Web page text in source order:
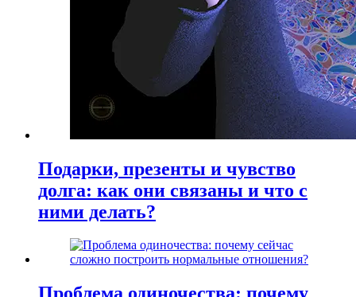
Подарки, презенты и чувство
долга: как они связаны и что с
ними делать?